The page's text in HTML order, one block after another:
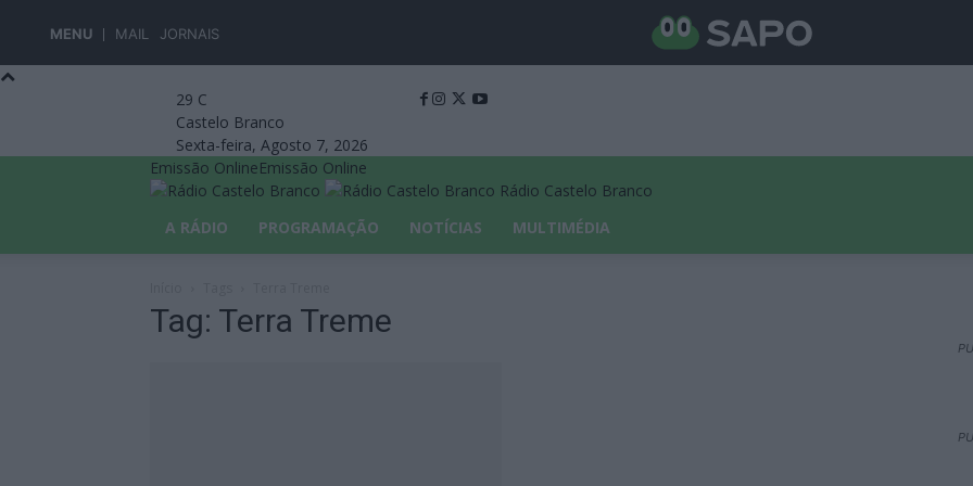
MENU MAIL JORNAIS
29 C
Castelo Branco
Sexta-feira, Agosto 7, 2026
Emissão OnlineEmissão Online
Rádio Castelo Branco
A RÁDIO
PROGRAMAÇÃO NOTÍCIAS MULTIMÉDIA
Tag: Terra Treme